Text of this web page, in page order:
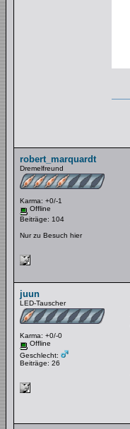
robert_marquardt
Dremelfreund
Karma: +0/-1
Offline
Beiträge: 104
Nur zu Besuch hier
juun
LED-Tauscher
Karma: +0/-0
Offline
Geschlecht:
Beiträge: 26